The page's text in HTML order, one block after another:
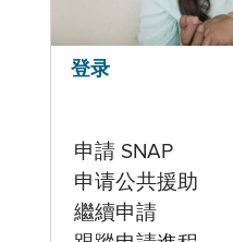
登录
申請 SNAP
申请公共援助
繼續申請